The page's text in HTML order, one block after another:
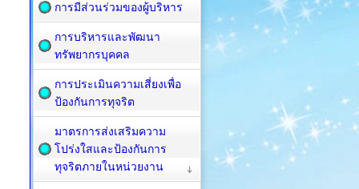
การมีส่วนร่วมของผู้บริหาร
การบริหารและพัฒนา
ทรัพยากรบุคคล
การประเมินความเสี่ยงเพื่อ
ป้องกันการทุจริต
มาตรการส่งเสริมความ
โปร่งใสและป้องกันการ
ทุจริตภายในหน่วยงาน